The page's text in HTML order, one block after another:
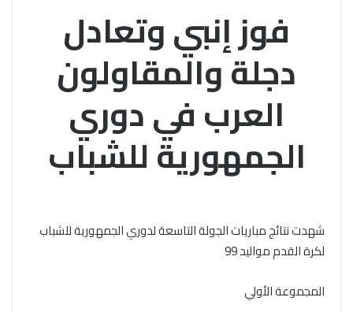
فوز إنبي وتعادل
دجلة والمقاولون
العرب في دوري
الجمهورية للشباب
شهدت نتائج مباريات الجولة التاسعة لدوري الجمهورية للشباب
لكرة القدم مواليد 99
المجموعة الأولي